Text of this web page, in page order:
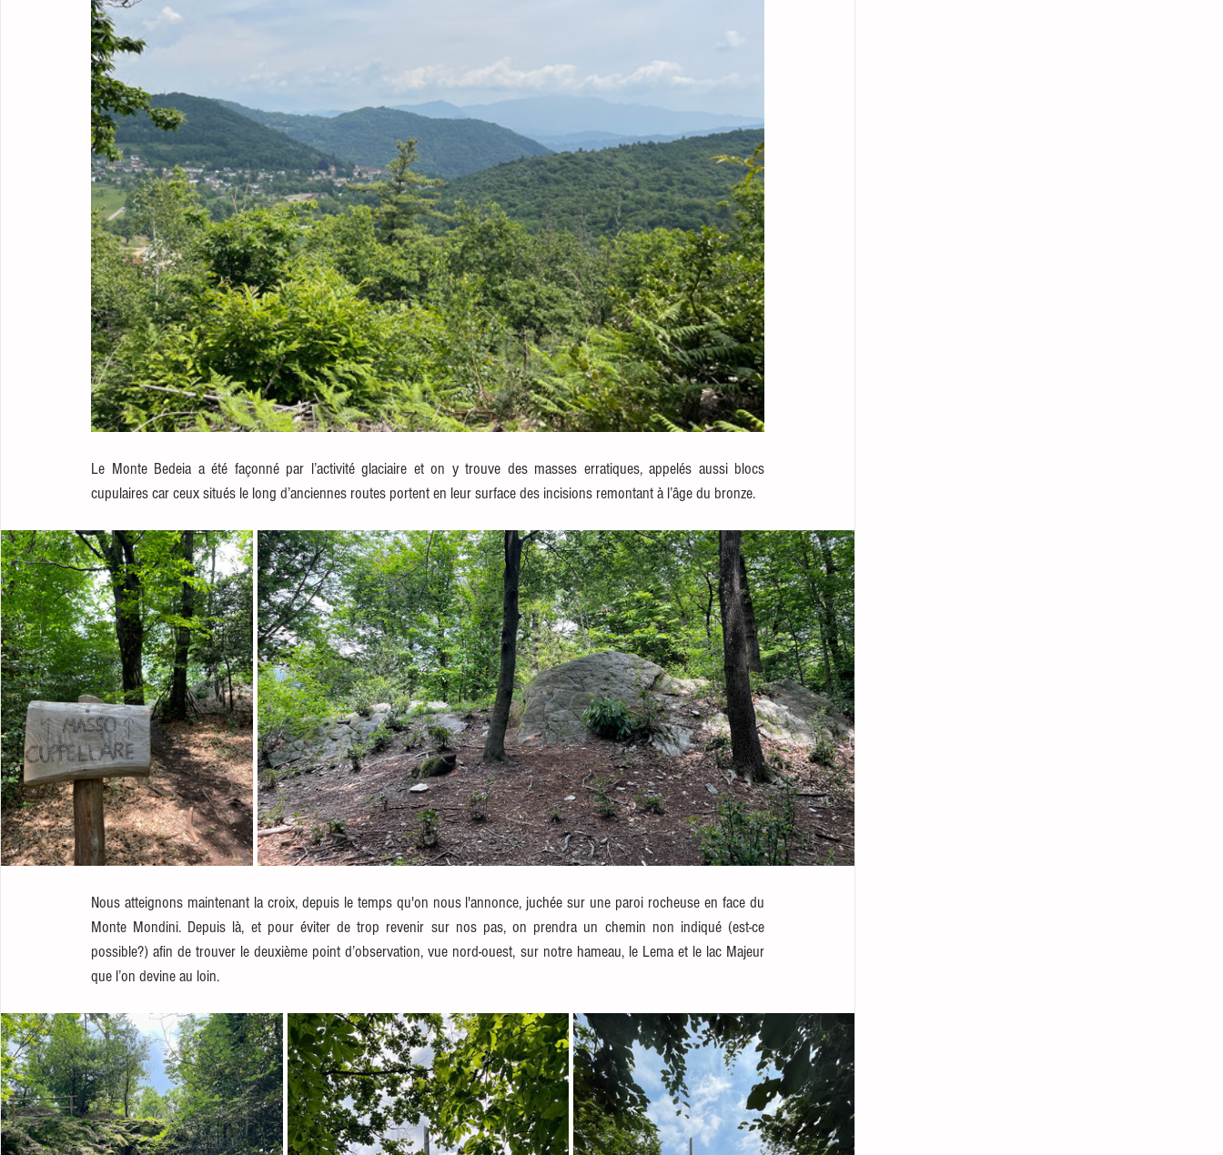
Le Monte Bedeia a été façonné par l’activité glaciaire et on y trouve des masses erratiques, appelés aussi blocs
cupulaires car ceux situés le long d’anciennes routes portent en leur surface des incisions remontant à l’âge du bronze.
Nous atteignons maintenant la croix, depuis le temps qu'on nous l'annonce, juchée sur une paroi rocheuse en face du
Monte Mondini. Depuis là, et pour éviter de trop revenir sur nos pas, on prendra un chemin non indiqué (est-ce
possible?) afin de trouver le deuxième point d’observation, vue nord-ouest, sur notre hameau, le Lema et le lac Majeur
que l’on devine au loin.